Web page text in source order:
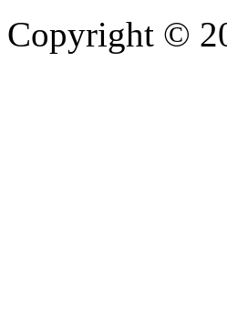
Copyright ©